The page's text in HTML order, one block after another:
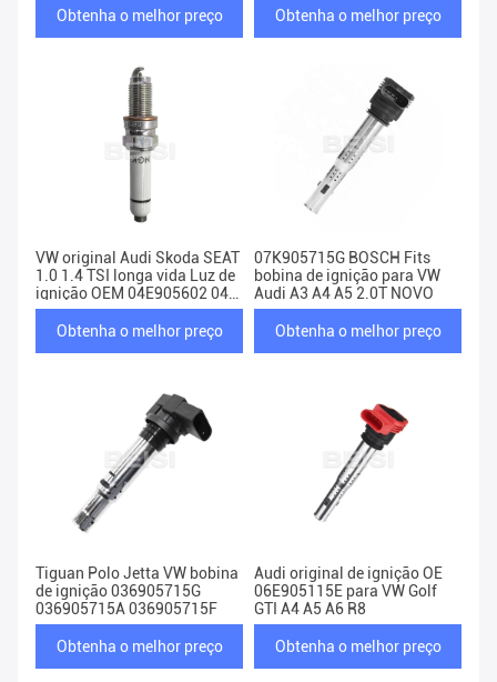
Obtenha o melhor preço Obtenha o melhor preço
VW original Audi Skoda SEAT
1.0 1.4 TSI longa vida Luz de
ignição OEM 04E905602 04E
905 602
Obtenha o melhor preço
07K905715G BOSCH Fits
bobina de ignição para VW
Audi A3 A4 A5 2.0T NOVO
Obtenha o melhor preço
Tiguan Polo Jetta VW bobina
de ignição 036905715G
036905715A 036905715F
Obtenha o melhor preço
Audi original de ignição OE
06E905115E para VW Golf
GTI A4 A5 A6 R8
Obtenha o melhor preço